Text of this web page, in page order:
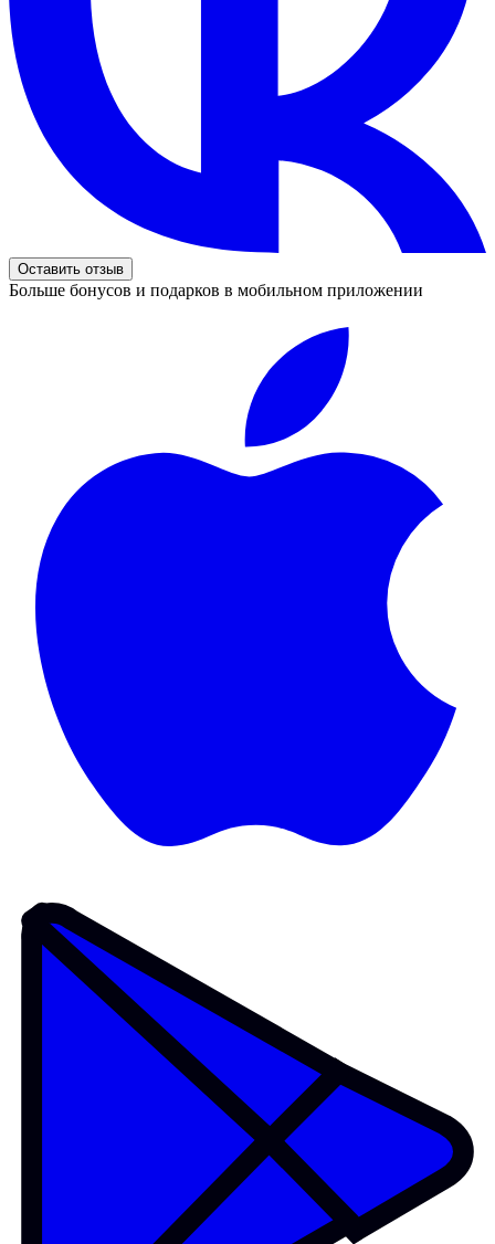
Оставить отзыв
Больше бонусов и подарков в мобильном приложении